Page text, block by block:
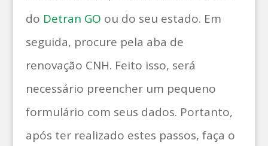
do Detran GO ou do seu estado. Em
seguida, procure pela aba de
renovação CNH. Feito isso, será
necessário preencher um pequeno
formulário com seus dados. Portanto,
após ter realizado estes passos, faça o